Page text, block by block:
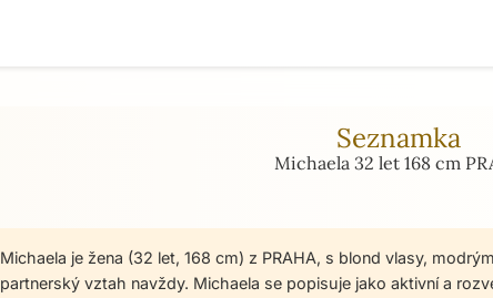
Seznamka
Michaela 32 let 168 cm
Michaela je žena (32 let, 168 cm) z PRAHA, s blond vlasy,
partnerský vztah navždy. Michaela se popisuje jako aktivní a